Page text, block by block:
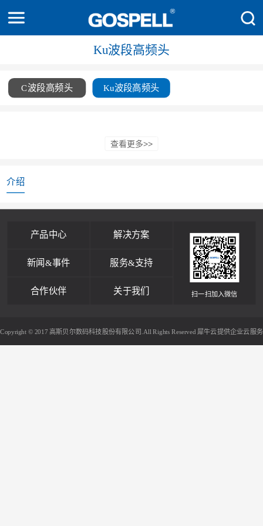
Ku波段高频头
C波段高频头 Ku波段高频头
产品中心 解决方案
新闻&事件 服务&支持
合作伙伴 关于我们 扫一扫加入微信
Copyright © 2017 高斯贝尔数码科技股份有限公司.All Rights Reserved 犀牛云提供企业云服务